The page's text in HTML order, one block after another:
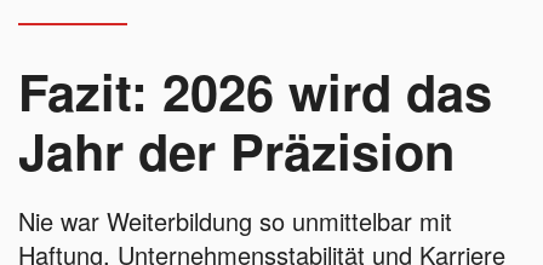
Fazit: 2026 wird das
Jahr der Präzision
Nie war Weiterbildung so unmittelbar mit
Haftung, Unternehmensstabilität und Karriere